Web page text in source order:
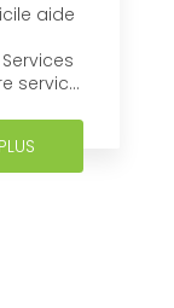
aide
servic...